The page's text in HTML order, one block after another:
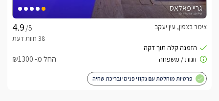
גריי פאלאס
/5
צימר בצפון, עין יעקב
החל מ- ₪1300
פרטיות מוחלטת עם גקוזי פנימי ובריכת שחיה